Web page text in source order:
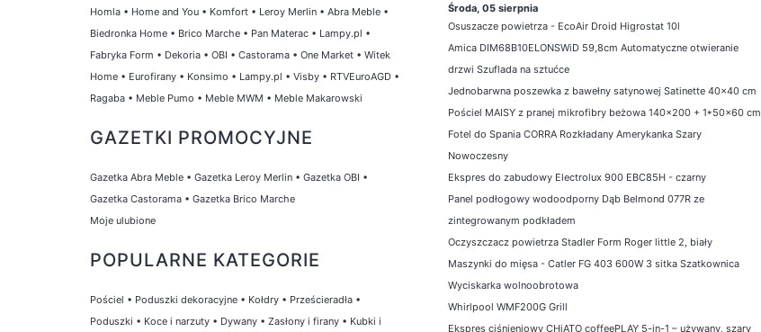
Homla • Home and You • Komfort • Leroy Merlin • Abra Meble •
Biedronka Home • Brico Marche • Pan Materac • Lampy.pl •
Fabryka Form • Dekoria • OBI • Castorama • One Market • Witek
Home • Eurofirany • Konsimo • Lampy.pl • Visby • RTVEuroAGD •
Ragaba • Meble Pumo • Meble MWM • Meble Makarowski
GAZETKI PROMOCYJNE
Gazetka Abra Meble • Gazetka Leroy Merlin • Gazetka OBI •
Gazetka Castorama • Gazetka Brico Marche
Moje ulubione
POPULARNE KATEGORIE
Pościel • Poduszki dekoracyjne • Kołdry • Prześcieradła •
Poduszki • Koce i narzuty • Dywany • Zasłony i firany • Kubki i
Środa, 05 sierpnia
Osuszacze powietrza - EcoAir Droid Higrostat 10l
Amica DIM68B10ELONSWiD 59,8cm Automatyczne otwieranie
drzwi Szuflada na sztućce
Jednobarwna poszewka z bawełny satynowej Satinette 40x40 cm
Pościel MAISY z pranej mikrofibry beżowa 140x200 + 1*50x60 cm
Fotel do Spania CORRA Rozkładany Amerykanka Szary
Nowoczesny
Ekspres do zabudowy Electrolux 900 EBC85H - czarny
Panel podłogowy wodoodporny Dąb Belmond 077R ze
zintegrowanym podkładem
Oczyszczacz powietrza Stadler Form Roger little 2, biały
Maszynki do mięsa - Catler FG 403 600W 3 sitka Szatkownica
Wyciskarka wolnoobrotowa
Whirlpool WMF200G Grill
Ekspres ciśnieniowy CHiATO coffeePLAY 5-in-1 – używany, szary